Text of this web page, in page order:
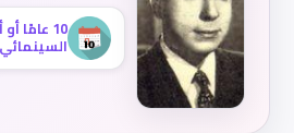
10 عامًا
السينمائي